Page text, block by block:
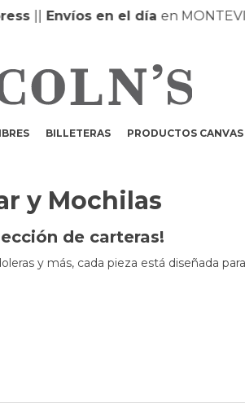
Envíos en el díaen MONTEVIDEO |
BILLETERAS PRODUCTOS CANVAS
y Mochilas
de carteras!
y más, cada pieza está diseñada